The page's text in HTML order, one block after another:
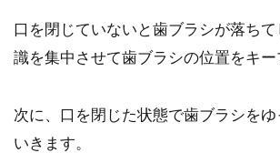
口を閉じていないと歯ブラシが落ち
識を集中させて歯ブラシの位置をキー
次に、口を閉じた状態で歯ブラシを
いきます。